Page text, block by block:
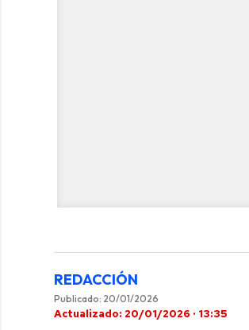
REDACCIÓN
Publicado: 20/01/2026
Actualizado: 20/01/2026 · 13:35